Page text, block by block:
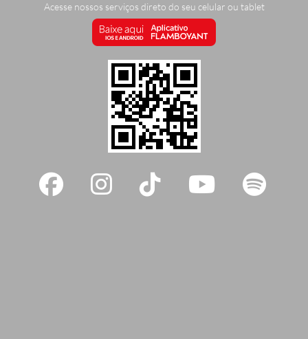
Acesse nossos serviços direto do seu celular ou tablet